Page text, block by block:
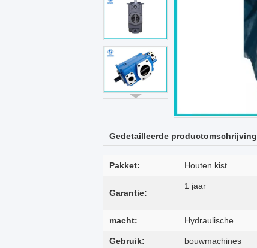
Gedetailleerde productomschrijving
Pakket: Houten kist
Garantie:
1 jaar
macht: Hydraulische
Gebruik: bouwmachines